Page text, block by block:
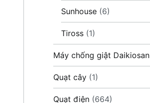
Sunhouse (6)
Tiross (1)
Máy chống giật Daikiosan
Quạt cây (1)
Quạt điện (664)